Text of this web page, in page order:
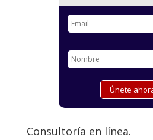
Consultoría en línea.